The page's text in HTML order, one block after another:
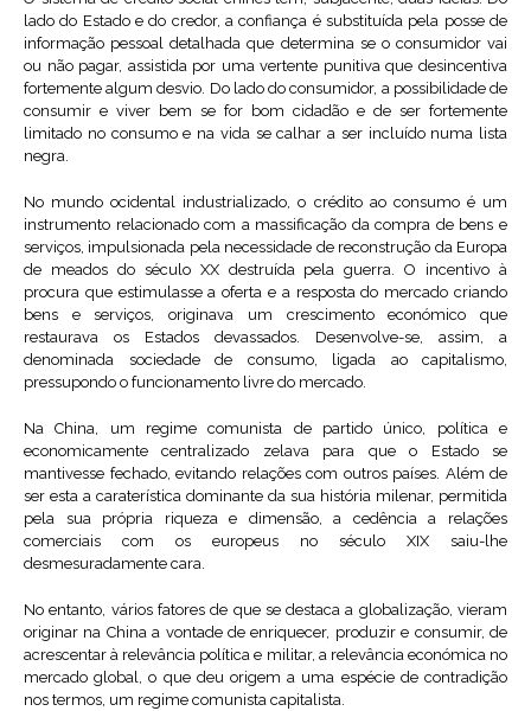
lado do Estado e do credor, a confiança é substituída pela posse de
informação pessoal detalhada que determina se o consumidor vai
ou não pagar, assistida por uma vertente punitiva que desincentiva
fortemente algum desvio. Do lado do consumidor, a possibilidade de
consumir e viver bem se for bom cidadão e de ser fortemente
limitado no consumo e na vida se calhar a ser incluído numa lista
negra.
No mundo ocidental industrializado, o crédito ao consumo é um
instrumento relacionado com a massificação da compra de bens e
serviços, impulsionada pela necessidade de reconstrução da Europa
de meados do século XX destruída pela guerra. O incentivo à
procura que estimulasse a oferta e a resposta do mercado criando
bens e serviços, originava um crescimento económico que
restaurava os Estados devassados. Desenvolve-se, assim, a
denominada sociedade de consumo, ligada ao capitalismo,
pressupondo o funcionamento livre do mercado.
Na China, um regime comunista de partido único, política e
economicamente centralizado zelava para que o Estado se
mantivesse fechado, evitando relações com outros países. Além de
ser esta a caraterística dominante da sua história milenar, permitida
pela sua própria riqueza e dimensão, a cedência a relações
comerciais com os europeus no século XIX saiu-lhe
desmesuradamente cara.
No entanto, vários fatores de que se destaca a globalização, vieram
originar na China a vontade de enriquecer, produzir e consumir, de
acrescentar à relevância política e militar, a relevância económica no
mercado global, o que deu origem a uma espécie de contradição
nos termos, um regime comunista capitalista.